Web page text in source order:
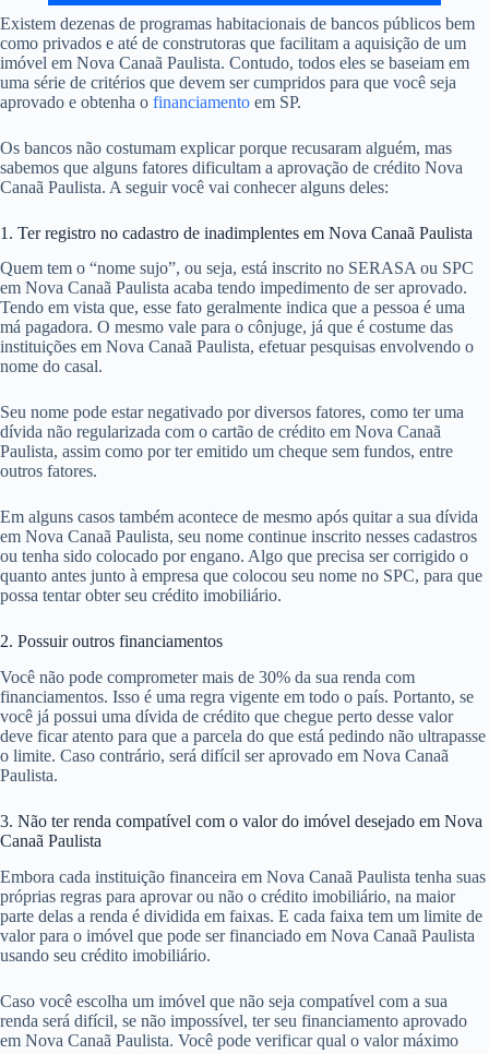
Existem dezenas de programas habitacionais de bancos públicos bem
como privados e até de construtoras que facilitam a aquisição de um
imóvel em Nova Canaã Paulista. Contudo, todos eles se baseiam em
uma série de critérios que devem ser cumpridos para que você seja
aprovado e obtenha o financiamento em SP.
Os bancos não costumam explicar porque recusaram alguém, mas
sabemos que alguns fatores dificultam a aprovação de crédito Nova
Canaã Paulista. A seguir você vai conhecer alguns deles:
1. Ter registro no cadastro de inadimplentes em Nova Canaã Paulista
Quem tem o “nome sujo”, ou seja, está inscrito no SERASA ou SPC
em Nova Canaã Paulista acaba tendo impedimento de ser aprovado.
Tendo em vista que, esse fato geralmente indica que a pessoa é uma
má pagadora. O mesmo vale para o cônjuge, já que é costume das
instituições em Nova Canaã Paulista, efetuar pesquisas envolvendo o
nome do casal.
Seu nome pode estar negativado por diversos fatores, como ter uma
dívida não regularizada com o cartão de crédito em Nova Canaã
Paulista, assim como por ter emitido um cheque sem fundos, entre
outros fatores.
Em alguns casos também acontece de mesmo após quitar a sua dívida
em Nova Canaã Paulista, seu nome continue inscrito nesses cadastros
ou tenha sido colocado por engano. Algo que precisa ser corrigido o
quanto antes junto à empresa que colocou seu nome no SPC, para que
possa tentar obter seu crédito imobiliário.
2. Possuir outros financiamentos
Você não pode comprometer mais de 30% da sua renda com
financiamentos. Isso é uma regra vigente em todo o país. Portanto, se
você já possui uma dívida de crédito que chegue perto desse valor
deve ficar atento para que a parcela do que está pedindo não ultrapasse
o limite. Caso contrário, será difícil ser aprovado em Nova Canaã
Paulista.
3. Não ter renda compatível com o valor do imóvel desejado em Nova
Canaã Paulista
Embora cada instituição financeira em Nova Canaã Paulista tenha suas
próprias regras para aprovar ou não o crédito imobiliário, na maior
parte delas a renda é dividida em faixas. E cada faixa tem um limite de
valor para o imóvel que pode ser financiado em Nova Canaã Paulista
usando seu crédito imobiliário.
Caso você escolha um imóvel que não seja compatível com a sua
renda será difícil, se não impossível, ter seu financiamento aprovado
em Nova Canaã Paulista. Você pode verificar qual o valor máximo